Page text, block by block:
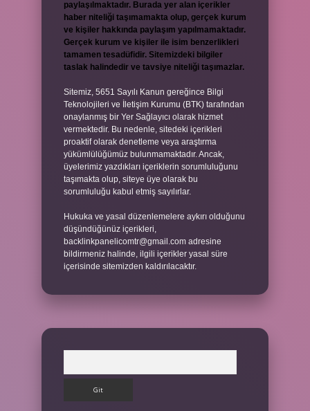
paylaşılmaktadır. Burada yer alan içerikler
haber niteliği taşımamakta olup, gerçek kurum
ve kişiler hakkında paylaşım yapılmamaktadır.
Gerçek kurum ve kişiler ile isim benzerlikleri
tamamen tesadüfidir. Sitemizdeki bilgiler
taslak halindedir ve tavsiye niteliği taşımazlar.
Sitemiz, 5651 Sayılı Kanun gereğince Bilgi
Teknolojileri ve İletişim Kurumu (BTK) tarafından
onaylanmış bir Yer Sağlayıcı olarak hizmet
vermektedir. Bu nedenle, sitedeki içerikleri
proaktif olarak denetleme veya araştırma
yükümlülüğümüz bulunmamaktadır. Ancak,
üyelerimiz yazdıkları içeriklerin sorumluluğunu
taşımakta olup, siteye üye olarak bu
sorumluluğu kabul etmiş sayılırlar.
Hukuka ve yasal düzenlemelere aykırı olduğunu
düşündüğünüz içerikleri,
backlinkpanelicomtr@gmail.com adresine
bildirmeniz halinde, ilgili içerikler yasal süre
içerisinde sitemizden kaldırılacaktır.